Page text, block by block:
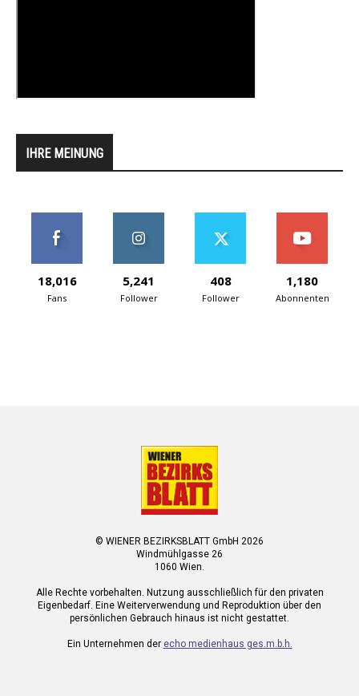
IHRE MEINUNG
18,016
Fans
5,241
Follower
408
Follower
1,180
Abonnenten
© WIENER BEZIRKSBLATT GmbH 2026
Windmühlgasse 26
1060 Wien.
Alle Rechte vorbehalten. Nutzung ausschließlich für den privaten
Eigenbedarf. Eine Weiterverwendung und Reproduktion über den
persönlichen Gebrauch hinaus ist nicht gestattet.
Ein Unternehmen der echo medienhaus ges.m.b.h.